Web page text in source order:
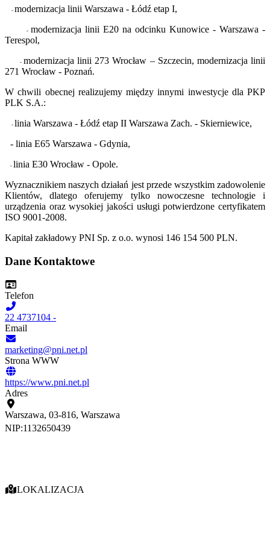
modernizacja linii Warszawa - Łódź etap I,
modernizacja linii E20 na odcinku Kunowice - Warszawa -
Terespol,
modernizacja linii 273 Wrocław – Szczecin, modernizacja linii
271 Wrocław - Poznań.
W chwili obecnej realizujemy między innymi inwestycje dla PKP
PLK S.A.:
linia Warszawa - Łódź etap II Warszawa Zach. - Skierniewice,
- linia E65 Warszawa - Gdynia,
linia E30 Wrocław - Opole.
Wyznacznikiem naszych działań jest przede wszystkim zadowolenie
Klientów, dlatego oferujemy tylko nowoczesne technologie i
urządzenia oraz wysokiej jakości usługi potwierdzone certyfikatem
ISO 9001-2008.
Kapitał zakładowy PNI Sp. z o.o. wynosi 146 154 500 PLN.
Dane Kontaktowe
Telefon
22 4737104 -
Email
marketing@pni.net.pl
Strona WWW
https://www.pni.net.pl
Adres
Warszawa, 03-816, Warszawa
NIP:1132650439
LOKALIZACJA